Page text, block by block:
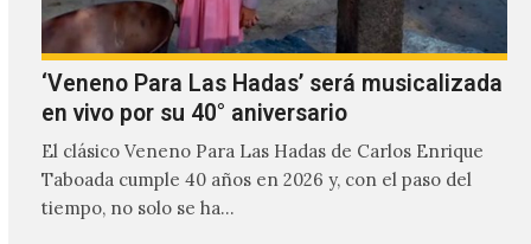
‘Veneno Para Las Hadas’ será musicalizada
en vivo por su 40° aniversario
El clásico Veneno Para Las Hadas de Carlos Enrique
Taboada cumple 40 años en 2026 y, con el paso del
tiempo, no solo se ha…